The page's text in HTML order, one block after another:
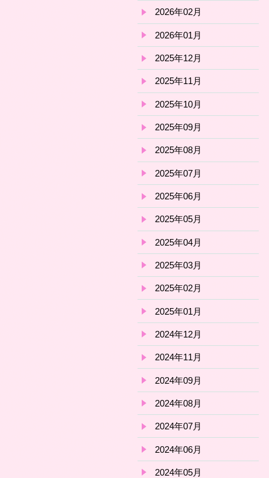
2026年02月
2026年01月
2025年12月
2025年11月
2025年10月
2025年09月
2025年08月
2025年07月
2025年06月
2025年05月
2025年04月
2025年03月
2025年02月
2025年01月
2024年12月
2024年11月
2024年09月
2024年08月
2024年07月
2024年06月
2024年05月